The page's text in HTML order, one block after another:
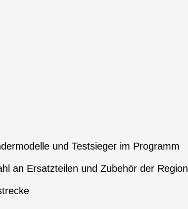
und Testsieger im Programm
an Ersatzteilen und Zubehör der Region